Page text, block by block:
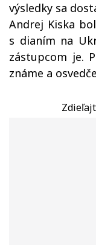
výsledky sa
Andrej Kiska
s dianím na
zástupcom je.
známe a